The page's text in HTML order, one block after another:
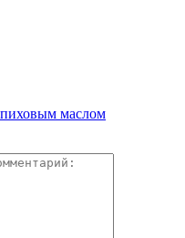
маслом